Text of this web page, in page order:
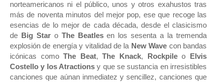
norteamericanos ni el público, unos y otros exahustos tras
más de noventa minutos del mejor pop, ese que recoge las
esencias de lo mejor de cada década, desde el clasicismo
de
Big Star o The Beatlesen los sesenta a la tremenda
explosión de energía y vitalidad de la New Wave con bandas
icónicas comoThe Beat,The Knack, Rockpileo
Elvis
Costello y los Atractionsy que se sustancia en irresistibles
canciones que aúnan inmediatez y sencillez, canciones que